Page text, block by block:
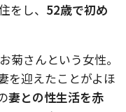
をし、 52歳で初め
菊さんという女性。
を迎えたことがよほ
妻との性生活を赤